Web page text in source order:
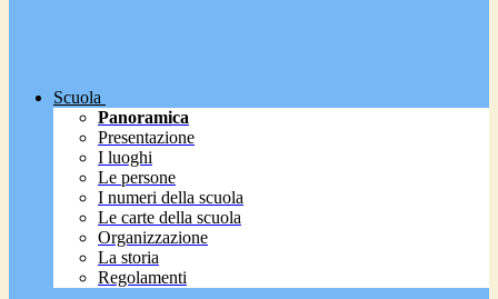
Scuola
Panoramica
Presentazione
I luoghi
Le persone
I numeri della scuola
Le carte della scuola
Organizzazione
La storia
Regolamenti